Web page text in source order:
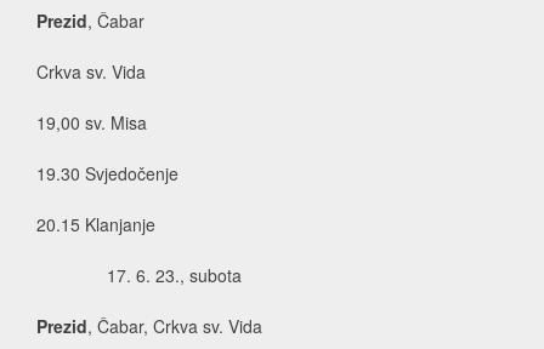
Prezid, Čabar
Crkva sv. Vida
19,00 sv. Misa
19.30 Svjedočenje
20.15 Klanjanje
6. 23., subota
Prezid, Čabar, Crkva sv. Vida